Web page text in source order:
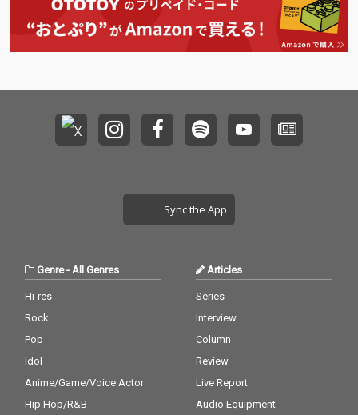
Sync the App
Genre-All Genres
Hi-res
Rock
Pop
Idol
Anime/Game/Voice Actor
Hip Hop/R&B
Articles
Series
Interview
Column
Review
Live Report
Audio Equipment